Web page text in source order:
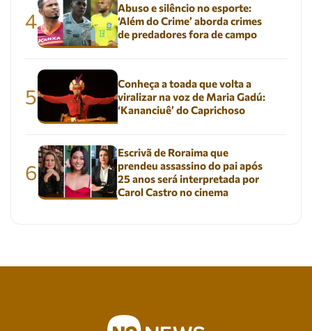
4
Abuso e silêncio no esporte:
‘Além do Crime’ aborda crimes
de predadores fora de campo
5
Conheça a toada que volta a
viralizar na voz de Maria Gadú:
‘Kananciuê’ do Caprichoso
6
Escrivã de Roraima que
prendeu assassino do pai após
25 anos será interpretada por
Carol Castro no cinema